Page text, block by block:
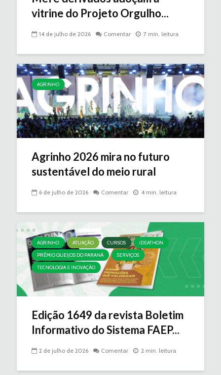
vitrine do Projeto Orgulho...
14 de julho de 2026 Comentar 7 min. leitura
AGRINHO
Agrinho 2026 mira no futuro
sustentável do meio rural
6 de julho de 2026 Comentar 4 min. leitura
AGRINHO ATUAÇÃO CURSOS
IDEATHON
PRÊMIO QUEIJOS DO PARANÁ
SERVIÇOS
TECNOLOGIA E INOVAÇÃO
Edição 1649 da revista Boletim
Informativo do Sistema FAEP...
2 de julho de 2026 Comentar 2 min. leitura